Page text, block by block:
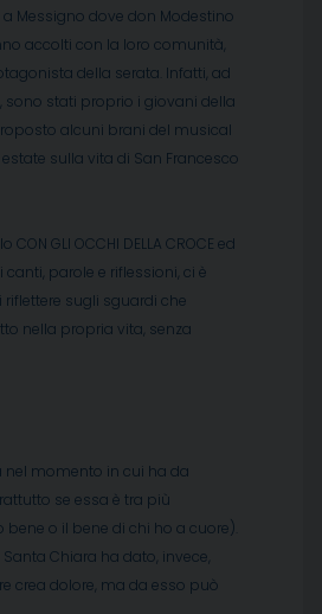
Messigno dove don Modestino
accolti con la loro comunità,
della serata. Infatti, ad
sono stati proprio i giovani della
alcuni brani del musical
sulla vita di San Francesco
GLI OCCHI DELLA CROCE ed
canti, parole e riflessioni, ci è
sugli sguardi che
nella propria vita, senza
nel momento in cui ha da
se essa è tra più
o il bene di chi ho a cuore).
Chiara ha dato, invece,
crea dolore, ma da esso può